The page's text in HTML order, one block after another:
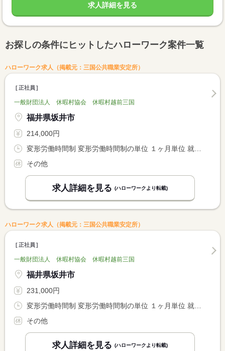
求人詳細を見る
お探しの条件にヒットしたハローワーク案件一覧
ハローワーク求人（掲載元：三国公共職業安定所）
正社員
一般財団法人 休暇村協会 休暇村越前三国
福井県坂井市
214,000円
その他
求人詳細を見る (ハローワークより転載)
ハローワーク求人（掲載元：三国公共職業安定所）
正社員
一般財団法人 休暇村協会 休暇村越前三国
福井県坂井市
231,000円
その他
求人詳細を見る (ハローワークより転載)